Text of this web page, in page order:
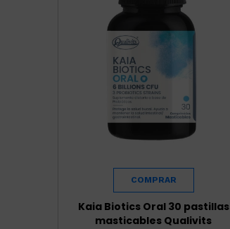
Kaia Biotics Oral 30 pastillas
masticables Qualivits